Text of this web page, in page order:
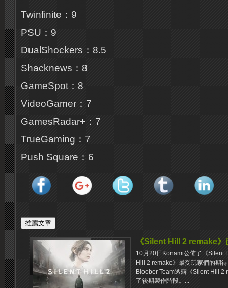
Twinfinite：9
PSU：9
DualShockers：8.5
Shacknews：8
GameSpot：8
VideoGamer：7
GamesRadar+：7
TrueGaming：7
Push Square：6
《Silent Hill 2 remake
10月20日Konami公佈了《Silent
Hill 2 remake》最受玩家們的期
Bloober Team透露《Silent Hill 2
了後期製作階段。...